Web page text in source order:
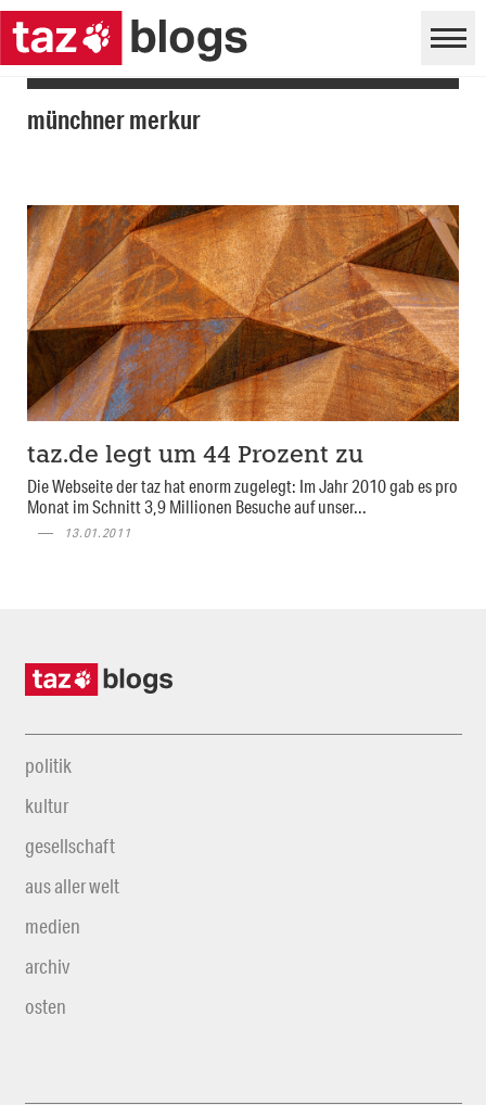
münchner merkur
taz.de legt um 44 Prozent zu
Die Webseite der taz hat enorm zugelegt: Im Jahr 2010 gab es pro
Monat im Schnitt 3,9 Millionen Besuche auf unser...
13.01.2011
politik
kultur
gesellschaft
aus aller welt
medien
archiv
osten